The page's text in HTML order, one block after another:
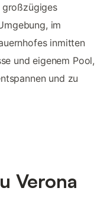
im
inmitten
und eigenem Pool,
und zu
Verona